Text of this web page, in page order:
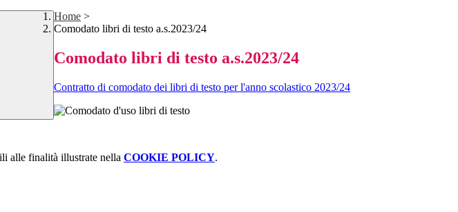
Home >
Comodato libri di testo a.s.2023/24
Comodato libri di testo a.s.2023/24
Contratto di comodato dei libri di testo per l'anno scolastico 2023/24
alle finalità illustrate nella COOKIE POLICY.